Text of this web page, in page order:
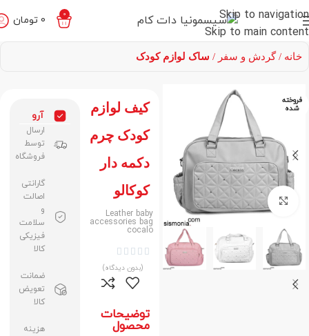
Skip to navigation
Skip to main content
0
0 تومان
خانه گردش و سفر ساک لوازم کودک
فروخته
شده
برای بزرگنمایی کلیک کنید
کیف لوازم
کودک چرم
دکمه دار
کوکالو
Leather baby
accessories bag
cocalo





(بدون دیدگاه)
توضیحات
محصول
آرو
ارسال
توسط
فروشگاه
گارانتی
اصالت
و
سلامت
فیزیکی
کالا
ضمانت
تعویض
کالا
هزینه